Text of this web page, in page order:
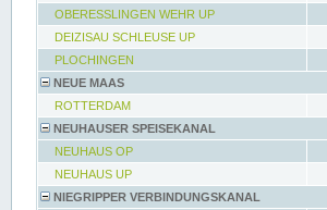
OBERESSLINGEN WEHR UP
DEIZISAU SCHLEUSE UP
PLOCHINGEN
NEUE MAAS
ROTTERDAM
NEUHAUSER SPEISEKANAL
NEUHAUS OP
NEUHAUS UP
NIEGRIPPER VERBINDUNGSKANAL